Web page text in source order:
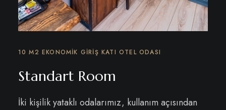
10 M2 EKONOMIK GIRIŞ KATI OTEL ODASI
Standart Room
İki kişilik yataklı odalarımız, kullanım açısından